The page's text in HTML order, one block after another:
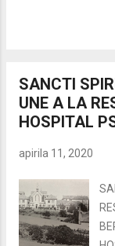
el
a
la
SANCTI
UNE A LA
HOSPITAL
apirila 11, 2020